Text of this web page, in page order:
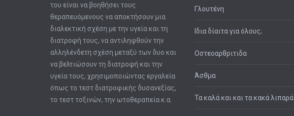
του είναι να βοηθήσει τους
θεραπευόμενους να αποκτήσουν μια
διαλεκτική σχέση με την υγεία και τη
διατροφή τους, να αντιληφθούν την
αλληλένδετη σχέση μεταξύ των δυο και
να βελτιώσουν τη διατροφή και την
υγεία τους, χρησιμοποιώντας εργαλεία
όπως το τεστ διατροφικής δυσανεξίας,
το τεστ τοξινών, την ωτοθεραπεία κ.α.
Γλουτένη
Ιδια δίαιτα για όλους;
Οστεοαρθριτιδα
Άσθμα
Τα καλά και και τα κακά λιπαρά